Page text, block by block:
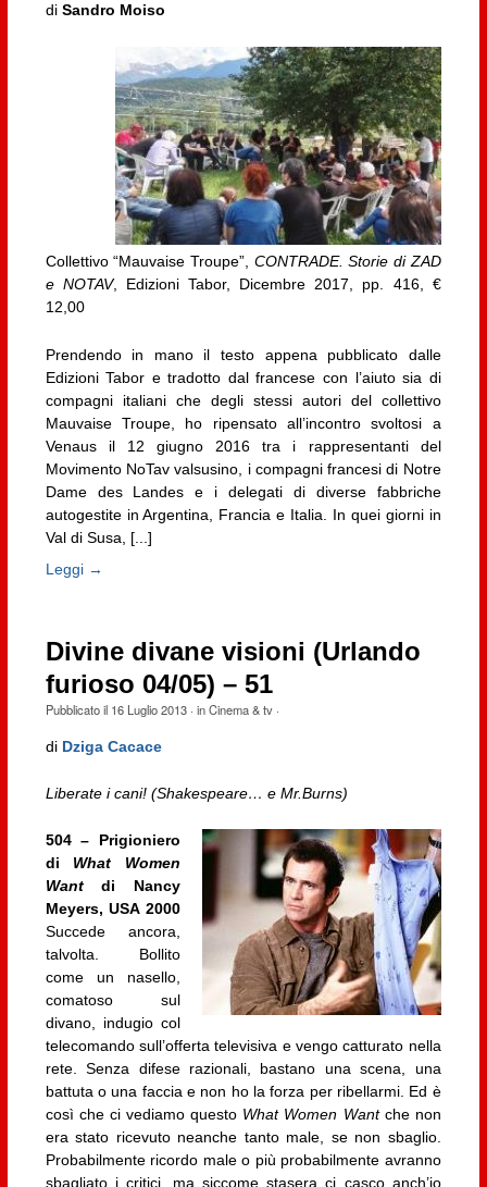
di Sandro Moiso
Collettivo “Mauvaise Troupe”, CONTRADE. Storie di ZAD
e NOTAV, Edizioni Tabor, Dicembre 2017, pp. 416, €
12,00
Prendendo in mano il testo appena pubblicato dalle
Edizioni Tabor e tradotto dal francese con l’aiuto sia di
compagni italiani che degli stessi autori del collettivo
Mauvaise Troupe, ho ripensato all’incontro svoltosi a
Venaus il 12 giugno 2016 tra i rappresentanti del
Movimento NoTav valsusino, i compagni francesi di Notre
Dame des Landes e i delegati di diverse fabbriche
autogestite in Argentina, Francia e Italia. In quei giorni in
Val di Susa, [...]
Leggi →
Divine divane visioni (Urlando
furioso 04/05) – 51
Pubblicato il 16 Luglio 2013· inCinema & tv·
di Dziga Cacace
Liberate i cani! (Shakespeare… e Mr.Burns)
504 – Prigioniero
di What Women
Wantdi Nancy
Meyers, USA 2000
Succede ancora,
talvolta. Bollito
come un nasello,
comatoso sul
divano, indugio col
telecomando sull’offerta televisiva e vengo catturato nella
rete. Senza difese razionali, bastano una scena, una
battuta o una faccia e non ho la forza per ribellarmi. Ed è
così che ci vediamo questo What Women Wantche non
era stato ricevuto neanche tanto male, se non sbaglio.
Probabilmente ricordo male o più probabilmente avranno
sbagliato i critici, ma siccome stasera ci casco anch’io